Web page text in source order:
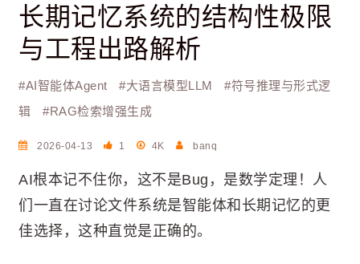
长期记忆系统的结构性极限
与工程出路解析
#AI智能体Agent #大语言模型LLM #符号推理与形式逻
辑
#RAG检索增强生成
2026-04-13 1 4K banq
AI根本记不住你，这不是Bug，是数学定理！人
们一直在讨论文件系统是智能体和长期记忆的更
佳选择，这种直觉是正确的。